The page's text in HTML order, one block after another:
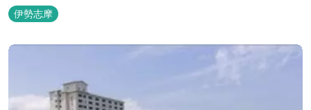
性に人気。
伊勢志摩